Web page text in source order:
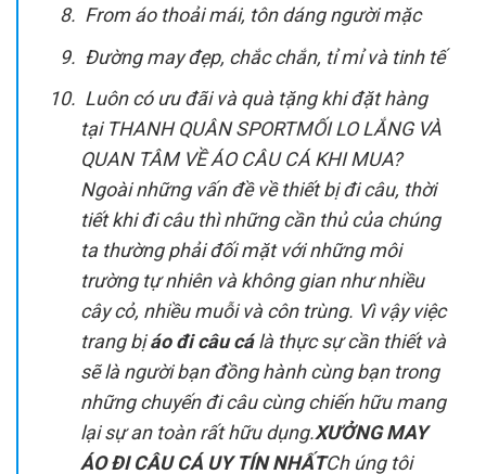
From áo thoải mái, tôn dáng người mặc
Đường may đẹp, chắc chắn, tỉ mỉ và tinh tế
Luôn có ưu đãi và quà tặng khi đặt hàng
tại THANH QUÂN SPORTMỐI LO LẮNG VÀ
QUAN TÂM VỀ ÁO CÂU CÁ KHI MUA?
Ngoài những vấn đề về thiết bị đi câu, thời
tiết khi đi câu thì những cần thủ của chúng
ta thường phải đối mặt với những môi
trường tự nhiên và không gian như nhiều
cây cỏ, nhiều muỗi và côn trùng. Vì vậy việc
trang bịáo đi câu cálà thực sự cần thiết và
sẽ là người bạn đồng hành cùng bạn trong
những chuyến đi câu cùng chiến hữu mang
lại sự an toàn rất hữu dụng.XƯỞNG MAY
ÁO ĐI CÂU CÁ UY TÍN NHẤTCh úng tôi